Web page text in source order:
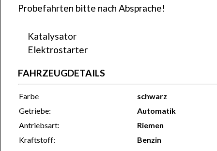
Probefahrten bitte nach Absprache!
Katalysator
Elektrostarter
FAHRZEUGDETAILS
Farbe
schwarz
Getriebe:
Automatik
Antriebsart:
Riemen
Kraftstoff:
Benzin